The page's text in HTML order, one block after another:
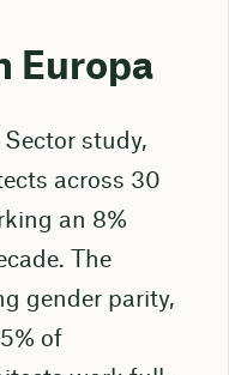
Europa
study,
across 30
an 8%
The
gender parity,
of